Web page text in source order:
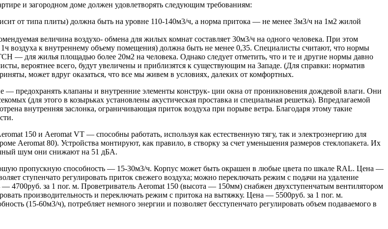
и загородном доме должен удовлетворять следующим требованиям:
от типа плиты) должна быть на уровне 110-140м3/ч, а норма притока — не менее 3м3/ч на 1м2 жилой
величина воздухо- обмена для жилых комнат составляет 30м3/ч на одного человека. При этом
воздуха к внутреннему объему помещения) должна быть не менее 0,35. Специалисты считают, что нормы
для жилья площадью более 20м2 на человека. Однако следует отметить, что и те и другие нормы давно
вероятнее всего, будут увеличены и приблизятся к существующим на Западе. (Для справки: норматив
может вдруг оказаться, что все мы живем в условиях, далеких от комфортных.
— предохранять клапаны и внутренние элементы конструк- ции окна от проникновения дождевой влаги. Они
(для этого в козырьках установлены акустическая проставка и специальная решетка). Впредлагаемой
внутренняя заслонка, ограничивающая приток воздуха при порыве ветра. Благодаря этому такие
150 и Aeromat VT — способны работать, используя как естественную тягу, так и электроэнергию для
Aeromat 80). Устройства монтируют, как правило, в створку за счет уменьшения размеров стеклопакета. Их
шум они снижают на 51 дБА.
пропускную способность — 15-30м3/ч. Корпус может быть окрашен в любые цвета по шкале RAL. Цена —
ступенчато регулировать приток свежего воздуха; можно переключать режим с подачи на удаление
4700руб. за 1 пог. м. Проветриватель Aeromat 150 (высота — 150мм) снабжен двухступенчатым вентилятором
производительность и переключать режим с притока на вытяжку. Цена — 5500руб. за 1 пог. м.
(15-60м3/ч), потребляет немного энергии и позволяет бесступенчато регулировать объем подаваемого в